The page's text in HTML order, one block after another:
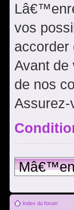
vos
accorder
Avant
de nos
Assurez-
Index du forum